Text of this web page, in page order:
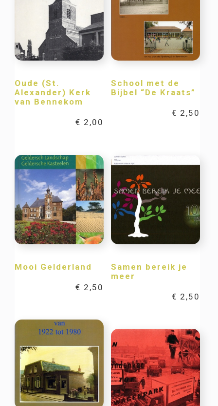
Oude (St.
Alexander) Kerk
van Bennekom
€ 2,00
School met de
Bijbel “De Kraats”
€ 2,50
Mooi Gelderland
€ 2,50
Samen bereik je
meer
€ 2,50